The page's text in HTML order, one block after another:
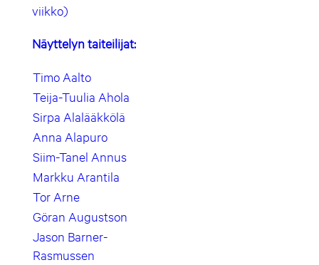
viikko)
Näyttelyn taiteilijat:
Timo Aalto
Teija-Tuulia Ahola
Sirpa Alalääkkölä
Anna Alapuro
Siim-Tanel Annus
Markku Arantila
Tor Arne
Göran Augustson
Jason Barner-
Rasmussen